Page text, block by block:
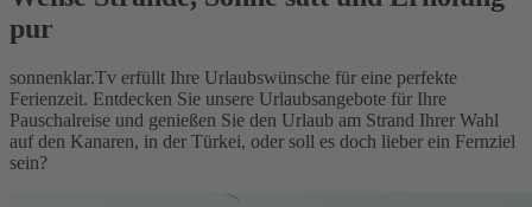
pur
sonnenklar.Tv erfüllt Ihre Urlaubswünsche für eine perfekte
Ferienzeit. Entdecken Sie unsere Urlaubsangebote für Ihre
Pauschalreise und genießen Sie den Urlaub am Strand Ihrer Wahl
auf den Kanaren, in der Türkei, oder soll es doch lieber ein Fernziel
sein?